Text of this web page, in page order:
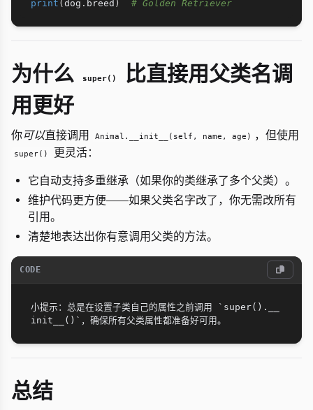
print ( dog . breed ) # Golden Retriever
为什么 super()
比直接用父类名调
用更好
你可以直接调用 Animal.__init__(self, name, age) ，但使用
super() 更灵活：
它自动支持多重继承（如果你的类继承了多个父类）。
维护代码更方便——如果父类名字改了，你无需改所有
引用。
清楚地表达出你有意调用父类的方法。
CODE
小提示：总是在设置子类自己的属性之前调用 `super().__
总结